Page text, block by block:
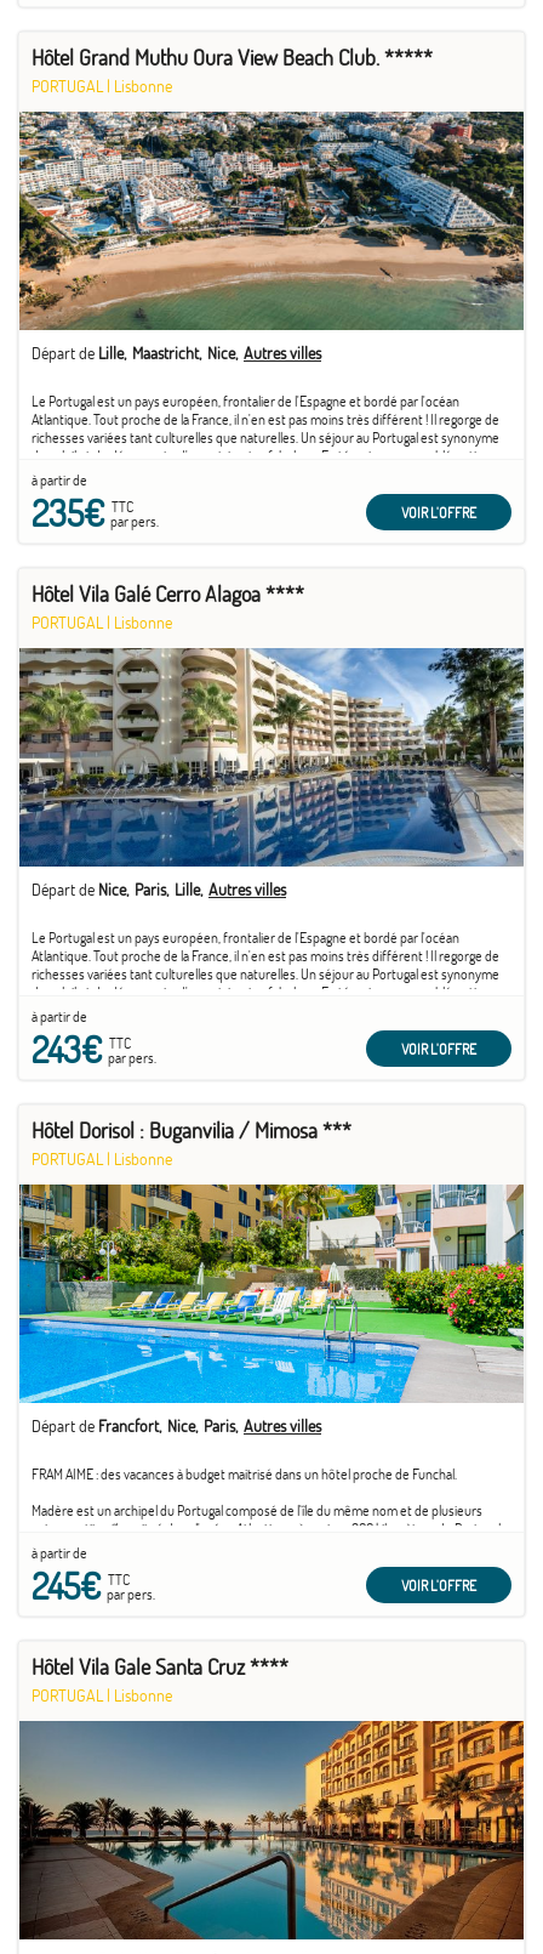
Hôtel Grand Muthu Oura View Beach Club. *****
PORTUGAL | Lisbonne
Départ de Lille Maastricht Nice Autres villes
Le Portugal est un pays européen, frontalier de l'Espagne et bordé par l'océan
Atlantique. Tout proche de la France, il n'en est pas moins très différent ! Il regorge de
richesses variées tant culturelles que naturelles. Un séjour au Portugal est synonyme
de soleil et de découverte d'un patrimoine fabuleux. En témoigne son emblématique
capitale ...
à partir de
235€TTC
par pers.
VOIR L'OFFRE
Hôtel Vila Galé Cerro Alagoa ****
PORTUGAL | Lisbonne
Départ de Nice Paris Lille Autres villes
Le Portugal est un pays européen, frontalier de l'Espagne et bordé par l'océan
Atlantique. Tout proche de la France, il n'en est pas moins très différent ! Il regorge de
richesses variées tant culturelles que naturelles. Un séjour au Portugal est synonyme
de soleil et de découverte d'un patrimoine fabuleux. En témoigne son emblématique
capitale ...
à partir de
243€TTC
par pers.
VOIR L'OFFRE
Hôtel Dorisol : Buganvilia / Mimosa ***
PORTUGAL | Lisbonne
Départ de Francfort Nice Paris Autres villes
FRAM AIME : des vacances à budget maitrisé dans un hôtel proche de Funchal.
Madère est un archipel du Portugal composé de l'île du même nom et de plusieurs
autres petites îles, situé dans l'océan Atlantique, à environ 900 kilomètres du Portugal
continental et à environ 600 kilomètres de la côte du Maroc. Son climat subtropical et
ses ...
à partir de
245€TTC
par pers.
VOIR L'OFFRE
Hôtel Vila Gale Santa Cruz ****
PORTUGAL | Lisbonne